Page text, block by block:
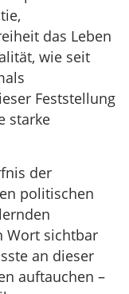
das Leben
wie seit
Feststellung
starke
der
politischen
Wort sichtbar
an dieser
auftauchen –